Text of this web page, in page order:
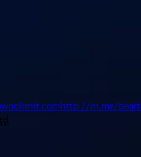
http://m.me/